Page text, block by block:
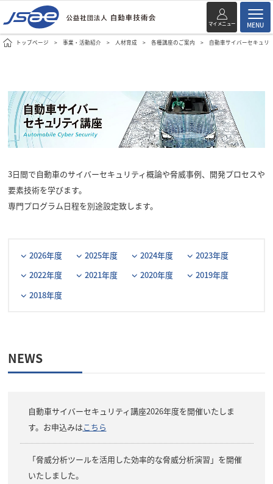
マイメニュー MENU
トップページ 事業・活動紹介 人材育成 各種講座のご案内 自動車サイバーセキュリ
3日間で自動車のサイバーセキュリティ概論や脅威事例、開発プロセスや
要素技術を学びます。
専門プログラム日程を別途設定致します。
2026年度 2025年度 2024年度
2023年度
2022年度
2021年度 2020年度
2019年度
2018年度
NEWS
自動車サイバーセキュリティ講座2026年度を開催いたしま
す。お申込みはこちら
「脅威分析ツールを活用した効率的な脅威分析演習」を開催
いたしました。